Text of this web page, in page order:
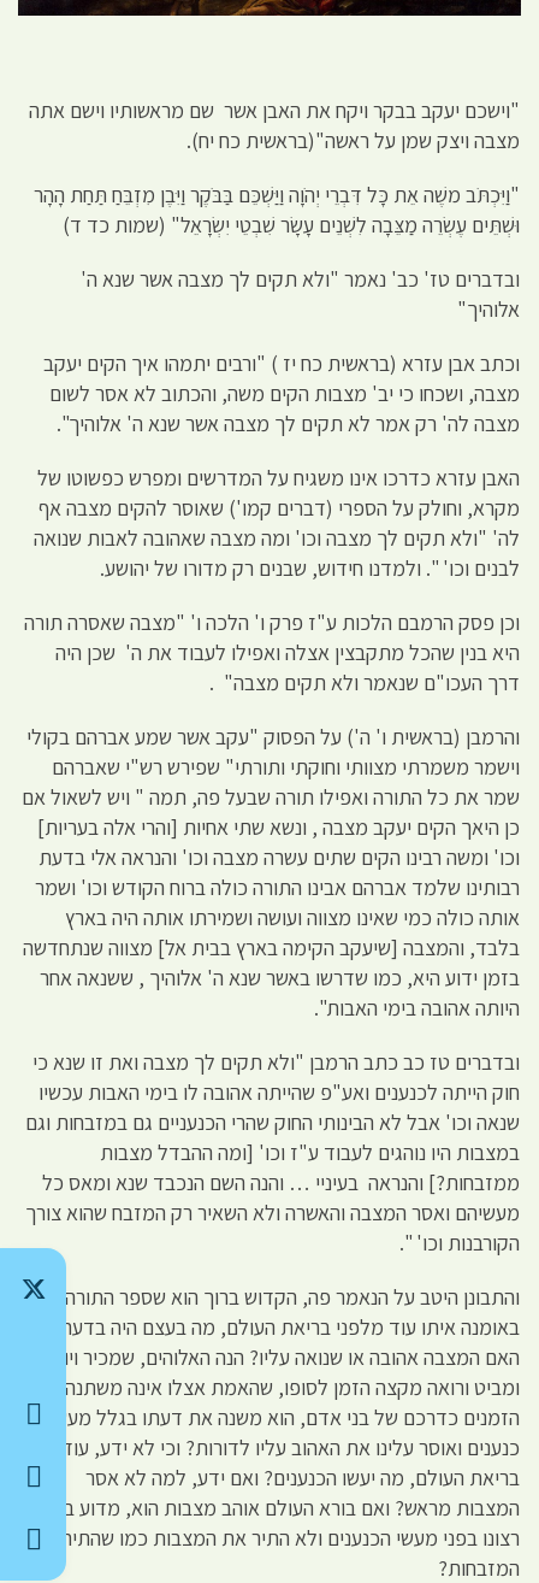
"וישכם יעקב בבקר ויקח את האבן אשר שם מראשותיו וישם אתה
מצבה ויצק שמן על ראשה"(בראשית כח יח).
"וַיִּכְתֹּב משֶׁה אֵת כָּל דִּבְרֵי יְהֹוָה וַיַּשְׁכֵּם בַּבֹּקֶר וַיִּבֶן מִזְבֵּחַ תַּחַת הָהָר
וּשְׁתֵּים עֶשְׂרֵה מַצֵּבָה לִשְׁנֵים עָשָׂר שִׁבְטֵי יִשְׂרָאֵל" (שמות כד ד)
ובדברים טז' כב' נאמר "ולא תקים לך מצבה אשר שנא ה'
אלוהיך"
וכתב אבן עזרא (בראשית כח יז ) "ורבים יתמהו איך הקים יעקב
מצבה, ושכחו כי יב' מצבות הקים משה, והכתוב לא אסר לשום
מצבה לה' רק אמר לא תקים לך מצבה אשר שנא ה' אלוהיך".
האבן עזרא כדרכו אינו משגיח על המדרשים ומפרש כפשוטו של
מקרא, וחולק על הספרי (דברים קמו') שאוסר להקים מצבה אף
לה' "ולא תקים לך מצבה וכו' ומה מצבה שאהובה לאבות שנואה
לבנים וכו' ". ולמדנו חידוש, שבנים רק מדורו של יהושע.
וכן פסק הרמבם הלכות ע"ז פרק ו' הלכה ו' "מצבה שאסרה תורה
היא בנין שהכל מתקבצין אצלה ואפילו לעבוד את ה' שכן היה
דרך העכו"ם שנאמר ולא תקים מצבה" .
והרמבן (בראשית ו' ה') על הפסוק "עקב אשר שמע אברהם בקולי
וישמר משמרתי מצוותי וחוקתי ותורתי" שפירש רש"י שאברהם
שמר את כל התורה ואפילו תורה שבעל פה, תמה " ויש לשאול אם
כן היאך הקים יעקב מצבה , ונשא שתי אחיות [והרי אלה בעריות]
וכו' ומשה רבינו הקים שתים עשרה מצבה וכו' והנראה אלי בדעת
רבותינו שלמד אברהם אבינו התורה כולה ברוח הקודש וכו' ושמר
אותה כולה כמי שאינו מצווה ועושה ושמירתו אותה היה בארץ
בלבד, והמצבה [שיעקב הקימה בארץ בבית אל] מצווה שנתחדשה
בזמן ידוע היא, כמו שדרשו באשר שנא ה' אלוהיך , ששנאה אחר
היותה אהובה בימי האבות".
ובדברים טז כב כתב הרמבן "ולא תקים לך מצבה ואת זו שנא כי
חוק הייתה לכנענים ואע"פ שהייתה אהובה לו בימי האבות עכשיו
שנאה וכו' אבל לא הבינותי החוק שהרי הכנעניים גם במזבחות וגם
במצבות היו נוהגים לעבוד ע"ז וכו' [ומה ההבדל מצבות
ממזבחות?] והנראה בעיניי … והנה השם הנכבד שנא ומאס כל
מעשיהם ואסר המצבה והאשרה ולא השאיר רק המזבח שהוא צורך
הקורבנות וכו' ".
והתבונן היטב על הנאמר פה, הקדוש ברוך הוא שספר התורה היתה
באומנה איתו עוד מלפני בריאת העולם, מה בעצם היה בדעתו?
האם המצבה אהובה או שנואה עליו? הנה האלוהים, שמכיר ויודע
ומביט ורואה מקצה הזמן לסופו, שהאמת אצלו אינה משתנה לפי
הזמנים כדרכם של בני אדם, הוא משנה את דעתו בגלל מעשה
כנענים ואוסר עלינו את האהוב עליו לדורות? וכי לא ידע, עוד לפני
בריאת העולם, מה יעשו הכנענים? ואם ידע, למה לא אסר
המצבות מראש? ואם בורא העולם אוהב מצבות הוא, מדוע ביטל
רצונו בפני מעשי הכנענים ולא התיר את המצבות כמו שהתיר את
המזבחות?